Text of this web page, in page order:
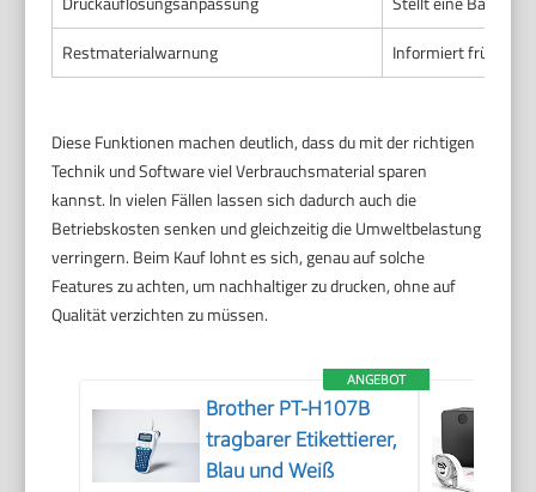
Restmaterialwarnung
Informiert
Diese Funktionen machen deutlich, dass du mit der richtigen
Technik und Software viel Verbrauchsmaterial sparen
kannst. In vielen Fällen lassen sich dadurch auch die
Betriebskosten senken und gleichzeitig die Umweltbelastung
verringern. Beim Kauf lohnt es sich, genau auf solche
Features zu achten, um nachhaltiger zu drucken, ohne auf
Qualität verzichten zu müssen.
ANGEBOT
Brother PT-H107B
tragbarer Etikettierer,
Blau und Weiß